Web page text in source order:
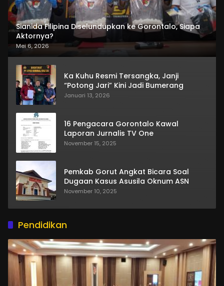
Sianida Filipina Diselundupkan ke Gorontalo, Siapa
Aktornya?
Mei 6, 2026
Ka Kuhu Resmi Tersangka, Janji
“Potong Jari” Kini Jadi Bumerang
Januari 13, 2026
16 Pengacara Gorontalo Kawal
Laporan Jurnalis TV One
November 15, 2025
Pemkab Gorut Angkat Bicara Soal
Dugaan Kasus Asusila Oknum ASN
November 10, 2025
Pendidikan